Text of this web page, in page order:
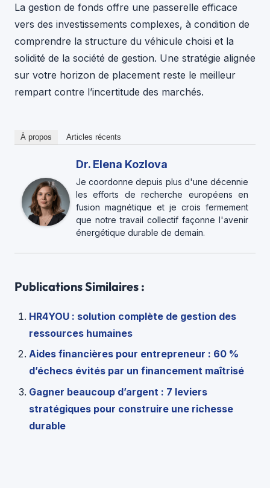
La gestion de fonds offre une passerelle efficace
vers des investissements complexes, à condition de
comprendre la structure du véhicule choisi et la
solidité de la société de gestion. Une stratégie alignée
sur votre horizon de placement reste le meilleur
rempart contre l’incertitude des marchés.
À propos Articles récents
Dr. Elena Kozlova
Je coordonne depuis plus d'une décennie
les efforts de recherche européens en
fusion magnétique et je crois fermement
que notre travail collectif façonne l'avenir
énergétique durable de demain.
Publications Similaires :
HR4YOU : solution complète de gestion des
ressources humaines
Aides financières pour entrepreneur : 60 %
d’échecs évités par un financement maîtrisé
Gagner beaucoup d’argent : 7 leviers
stratégiques pour construire une richesse
durable